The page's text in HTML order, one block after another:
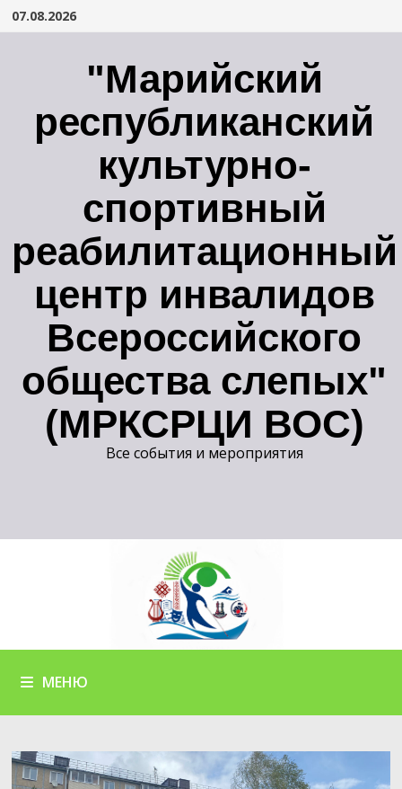
Перейти
07.08.2026
"Марийский
республиканский
культурно-
спортивный
реабилитационный
центр инвалидов
Всероссийского
общества слепых"
(МРКСРЦИ ВОС)
Все события и мероприятия
МЕНЮ